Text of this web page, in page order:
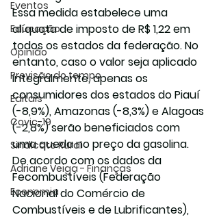
Eventos
Educação
Opinião
Previsão do tempo
Editais
Covic-19
Sindicato Rural
Adriane Veiga - Finanças
Economia
Essa medida estabelece uma
alíquota de imposto de R$ 1,22 em
todos os estados da federação. No
entanto, caso o valor seja aplicado
integralmente, apenas os
consumidores dos estados do Piauí
(-8,9%), Amazonas (-8,3%) e Alagoas
(-2,8%) serão beneficiados com
uma queda no preço da gasolina.
De acordo com os dados da
Fecombustíveis (Federação
Nacional do Comércio de
Combustíveis e de Lubrificantes),